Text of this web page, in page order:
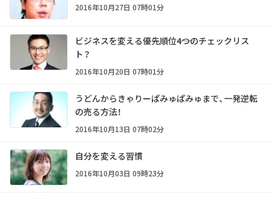
2016年10月27日 07時01分
ビジネスを変える優先順位――4つのチェックリス
ト？
2016年10月20日 07時01分
うどんからきゃりーぱみゅぱみゅまで、一発逆転
の売る方法！
2016年10月13日 07時02分
自分を変える習慣
2016年10月03日 09時23分